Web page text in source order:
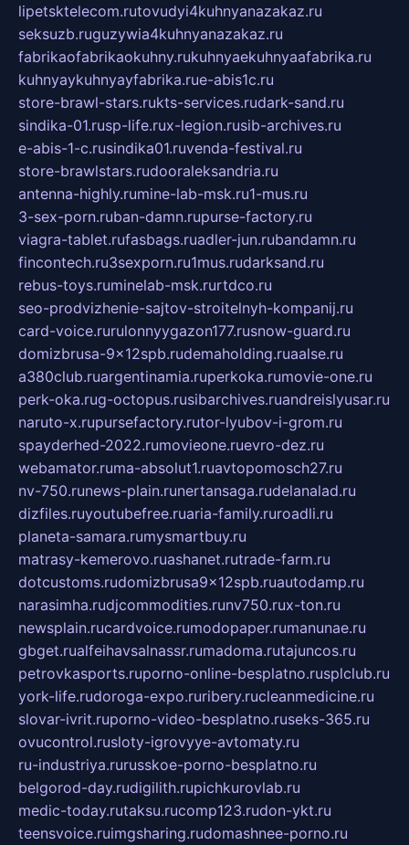
lipetsktelecom.rutovudyi4kuhnyanazakaz.ru
seksuzb.ruguzywia4kuhnyanazakaz.ru
fabrikaofabrikaokuhny.rukuhnyaekuhnyaafabrika.ru
kuhnyaykuhnyayfabrika.rue-abis1c.ru
store-brawl-stars.rukts-services.rudark-sand.ru
sindika-01.rusp-life.rux-legion.rusib-archives.ru
e-abis-1-c.rusindika01.ruvenda-festival.ru
store-brawlstars.rudooraleksandria.ru
antenna-highly.rumine-lab-msk.ru1-mus.ru
3-sex-porn.ruban-damn.rupurse-factory.ru
viagra-tablet.rufasbags.ruadler-jun.rubandamn.ru
fincontech.ru3sexporn.ru1mus.rudarksand.ru
rebus-toys.ruminelab-msk.rurtdco.ru
seo-prodvizhenie-sajtov-stroitelnyh-kompanij.ru
card-voice.rurulonnyygazon177.rusnow-guard.ru
domizbrusa-9x12spb.rudemaholding.ruaalse.ru
a380club.ruargentinamia.ruperkoka.rumovie-one.ru
perk-oka.rug-octopus.rusibarchives.ruandreislyusar.ru
naruto-x.rupursefactory.rutor-lyubov-i-grom.ru
spayderhed-2022.rumovieone.ruevro-dez.ru
webamator.ruma-absolut1.ruavtopomosch27.ru
nv-750.runews-plain.runertansaga.rudelanalad.ru
dizfiles.ruyoutubefree.ruaria-family.ruroadli.ru
planeta-samara.rumysmartbuy.ru
matrasy-kemerovo.ruashanet.rutrade-farm.ru
dotcustoms.rudomizbrusa9x12spb.ruautodamp.ru
narasimha.rudjcommodities.runv750.rux-ton.ru
newsplain.rucardvoice.rumodopaper.rumanunae.ru
gbget.rualfeihavsalnassr.rumadoma.rutajuncos.ru
petrovkasports.ruporno-online-besplatno.rusplclub.ru
york-life.rudoroga-expo.ruribery.rucleanmedicine.ru
slovar-ivrit.ruporno-video-besplatno.ruseks-365.ru
ovucontrol.rusloty-igrovyye-avtomaty.ru
ru-industriya.rurusskoe-porno-besplatno.ru
belgorod-day.rudigilith.rupichkurovlab.ru
medic-today.rutaksu.rucomp123.rudon-ykt.ru
teensvoice.ruimgsharing.rudomashnee-porno.ru